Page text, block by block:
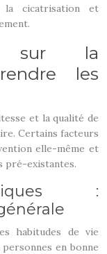
la cicatrisation et
sur la
les
et la qualité de
Certains facteurs
elle-même et
pré-existantes.
:
habitudes de vie
en bonne